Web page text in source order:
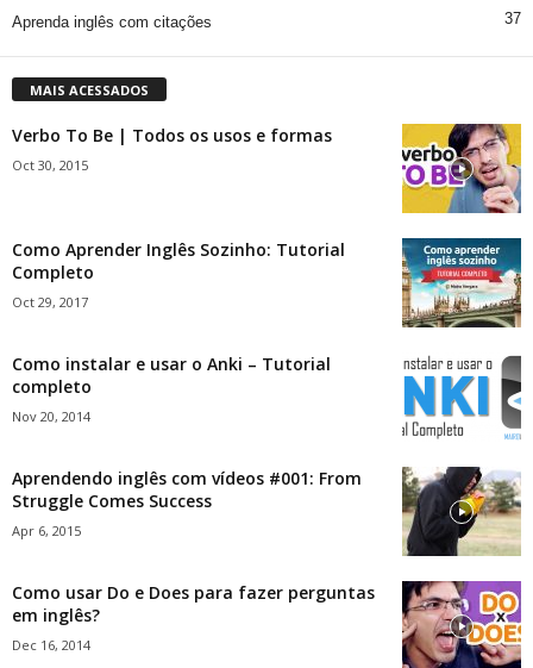
Aprenda inglês com citações 37
MAIS ACESSADOS
Verbo To Be | Todos os usos e formas
Oct 30, 2015
Como Aprender Inglês Sozinho: Tutorial
Completo
Oct 29, 2017
Como instalar e usar o Anki – Tutorial
completo
Nov 20, 2014
Aprendendo inglês com vídeos #001: From
Struggle Comes Success
Apr 6, 2015
Como usar Do e Does para fazer perguntas
em inglês?
Dec 16, 2014